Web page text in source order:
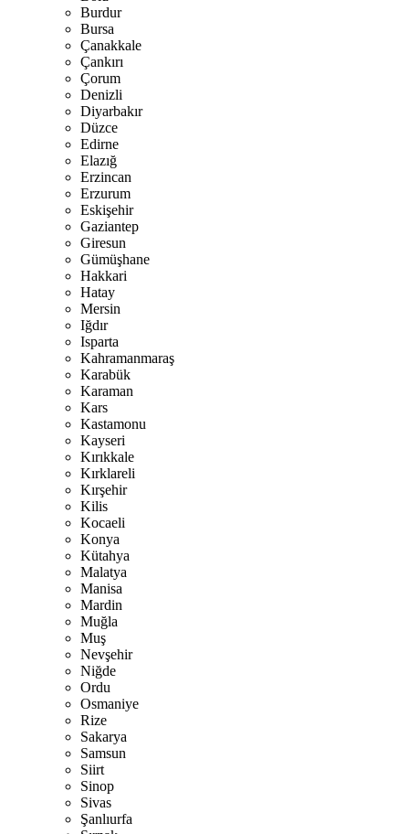
Burdur
Bursa
Çanakkale
Çankırı
Çorum
Denizli
Diyarbakır
Düzce
Edirne
Elazığ
Erzincan
Erzurum
Eskişehir
Gaziantep
Giresun
Gümüşhane
Hakkari
Hatay
Mersin
Iğdır
Isparta
Kahramanmaraş
Karabük
Karaman
Kars
Kastamonu
Kayseri
Kırıkkale
Kırklareli
Kırşehir
Kilis
Kocaeli
Konya
Kütahya
Malatya
Manisa
Mardin
Muğla
Muş
Nevşehir
Niğde
Ordu
Osmaniye
Rize
Sakarya
Samsun
Siirt
Sinop
Sivas
Şanlıurfa